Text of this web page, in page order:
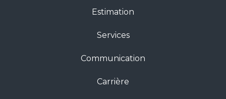
Estimation
Services
Communication
Carrière